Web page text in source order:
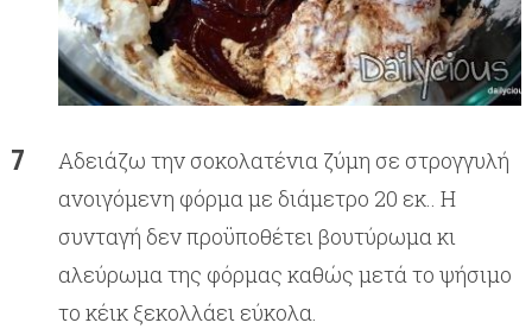
Αδειάζω την σοκολατένια ζύμη σε στρογγυλή
ανοιγόμενη φόρμα με διάμετρο 20 εκ.. Η
συνταγή δεν προϋποθέτει βουτύρωμα κι
αλεύρωμα της φόρμας καθώς μετά το ψήσιμο
το κέικ ξεκολλάει εύκολα.